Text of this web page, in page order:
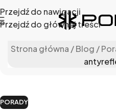
Przejdź do nawigacji
Przejdź do głównej treści
Strona główna /Blog /
PORADY